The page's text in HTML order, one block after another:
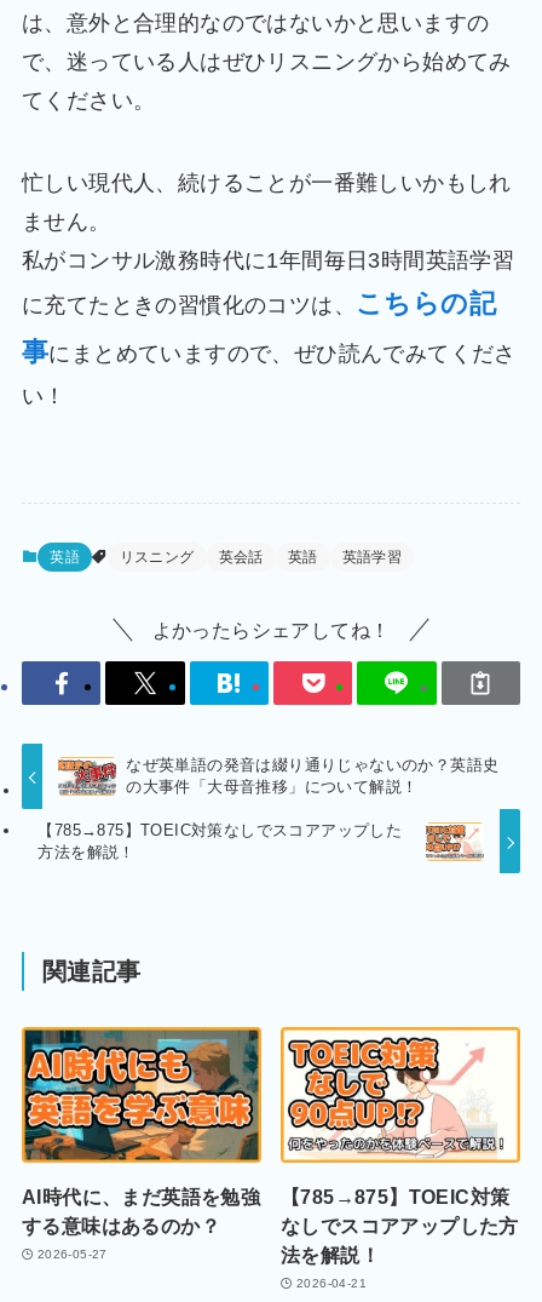
は、意外と合理的なのではないかと思いますの
で、迷っている人はぜひリスニングから始めてみ
てください。
忙しい現代人、続けることが一番難しいかもしれ
ません。
私がコンサル激務時代に1年間毎日3時間英語学習
に充てたときの習慣化のコツは、
こちらの記
事にまとめていますので、ぜひ読んでみてくださ
い！
英語 リスニング 英会話 英語 英語学習
よかったらシェアしてね！
なぜ英単語の発音は綴り通りじゃないのか？英語史
の大事件「大母音推移」について解説！
【785→875】TOEIC対策なしでスコアアップした
方法を解説！
関連記事
AI時代に、まだ英語を勉強
する意味はあるのか？
2026-05-27
【785→875】TOEIC対策
なしでスコアアップした方
法を解説！
2026-04-21